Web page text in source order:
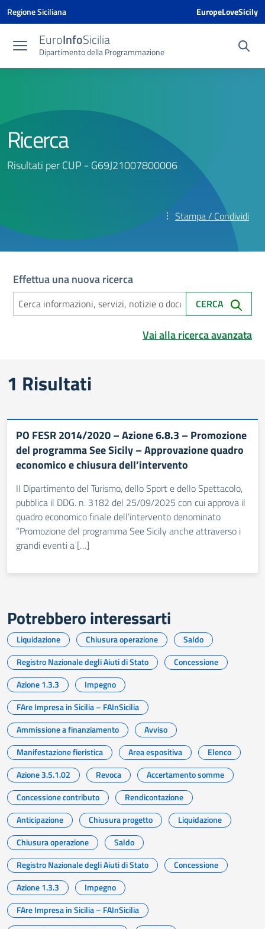
Vai ai contenuti
Vai al menu di navigazione
Vai al footer
Vai al banner delle Cookie Policy
Regione Siciliana EuropeLoveSicily
EuroInfoSicilia
Dipartimento della Programmazione
Ricerca
Risultati per CUP - G69J21007800006
Stampa / Condividi
Effettua una nuova ricerca
CERCA
Vai alla ricerca avanzata
Risultati di ricerca
1 Risultati
PO FESR 2014/2020 – Azione 6.8.3 – Promozione
del programma See Sicily – Approvazione quadro
economico e chiusura dell’intervento
Il Dipartimento del Turismo, dello Sport e dello Spettacolo,
pubblica il DDG. n. 3182 del 25/09/2025 con cui approva il
quadro economico finale dell’intervento denominato
“Promozione del programma See Sicily anche attraverso i
grandi eventi a […]
Potrebbero interessarti
Liquidazione Chiusura operazione
Saldo
Registro Nazionale degli Aiuti di Stato
Concessione
Azione 1.3.3
Impegno
FAre Impresa in Sicilia – FAInSicilia
Ammissione a finanziamento
Avviso
Manifestazione fieristica
Area espositiva
Elenco
Azione 3.5.1.02
Revoca
Accertamento somme
Concessione contributo
Rendicontazione
Anticipazione
Chiusura progetto
Liquidazione
Chiusura operazione
Saldo
Registro Nazionale degli Aiuti di Stato
Concessione
Azione 1.3.3
Impegno
FAre Impresa in Sicilia – FAInSicilia